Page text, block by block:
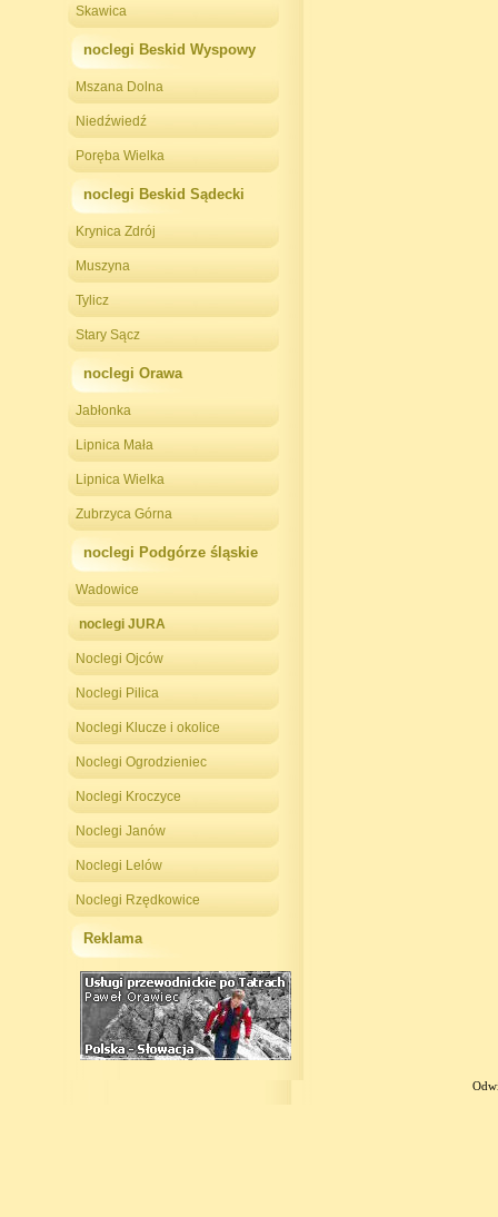
Skawica
noclegi Beskid Wyspowy
Mszana Dolna
Niedźwiedź
Poręba Wielka
noclegi Beskid Sądecki
Krynica Zdrój
Muszyna
Tylicz
Stary Sącz
noclegi Orawa
Jabłonka
Lipnica Mała
Lipnica Wielka
Zubrzyca Górna
noclegi Podgórze śląskie
Wadowice
noclegi JURA
Noclegi Ojców
Noclegi Pilica
Noclegi Klucze i okolice
Noclegi Ogrodzieniec
Noclegi Kroczyce
Noclegi Janów
Noclegi Lelów
Noclegi Rzędkowice
Reklama